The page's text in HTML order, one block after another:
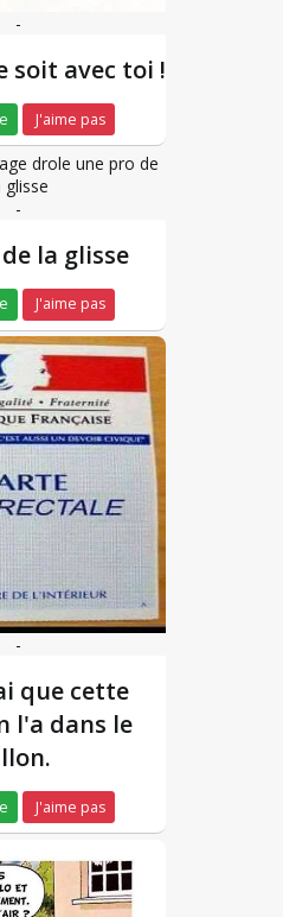
-
soit avec toi !
J'aime pas
-
la glisse
J'aime pas
-
que cette
l'a dans le
J'aime pas